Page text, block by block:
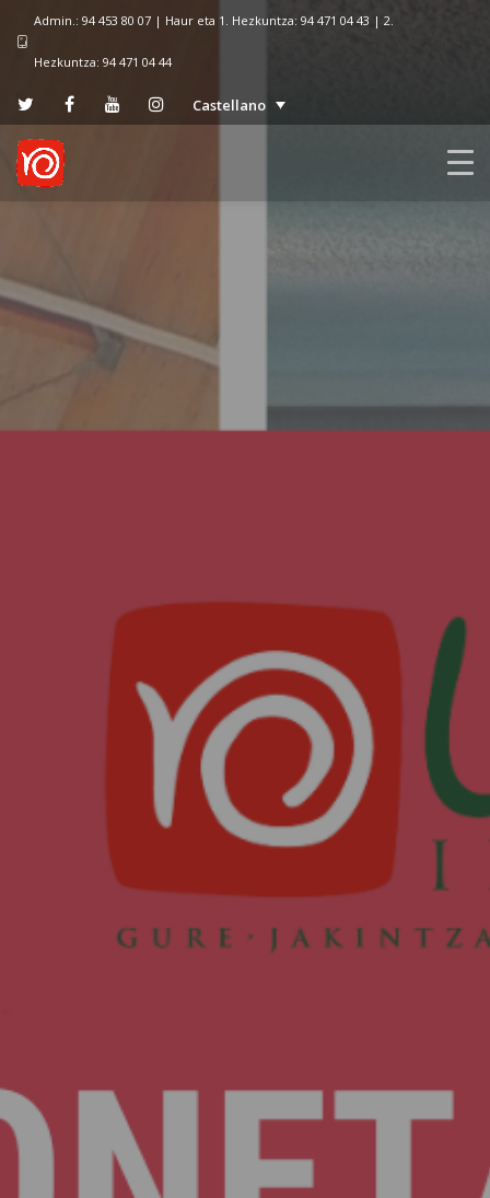
Admin.: 94 453 80 07 | Haur eta 1. Hezkuntza: 94 471 04 43 | 2.
Hezkuntza: 94 471 04 44
Castellano